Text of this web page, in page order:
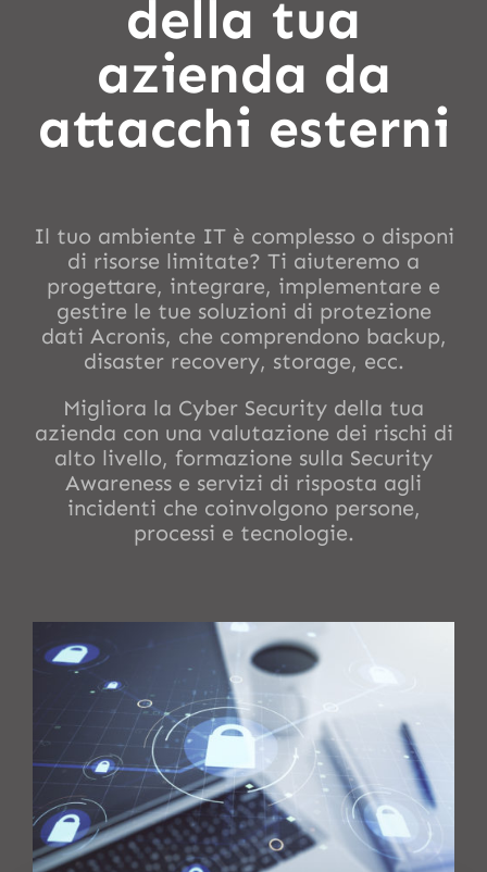
della tua
azienda da
attacchi esterni
Il tuo ambiente IT è complesso o disponi
di risorse limitate? Ti aiuteremo a
progettare, integrare, implementare e
gestire le tue soluzioni di protezione
dati Acronis, che comprendono backup,
disaster recovery, storage, ecc.
Migliora la Cyber Security della tua
azienda con una valutazione dei rischi di
alto livello, formazione sulla Security
Awareness e servizi di risposta agli
incidenti che coinvolgono persone,
processi e tecnologie.